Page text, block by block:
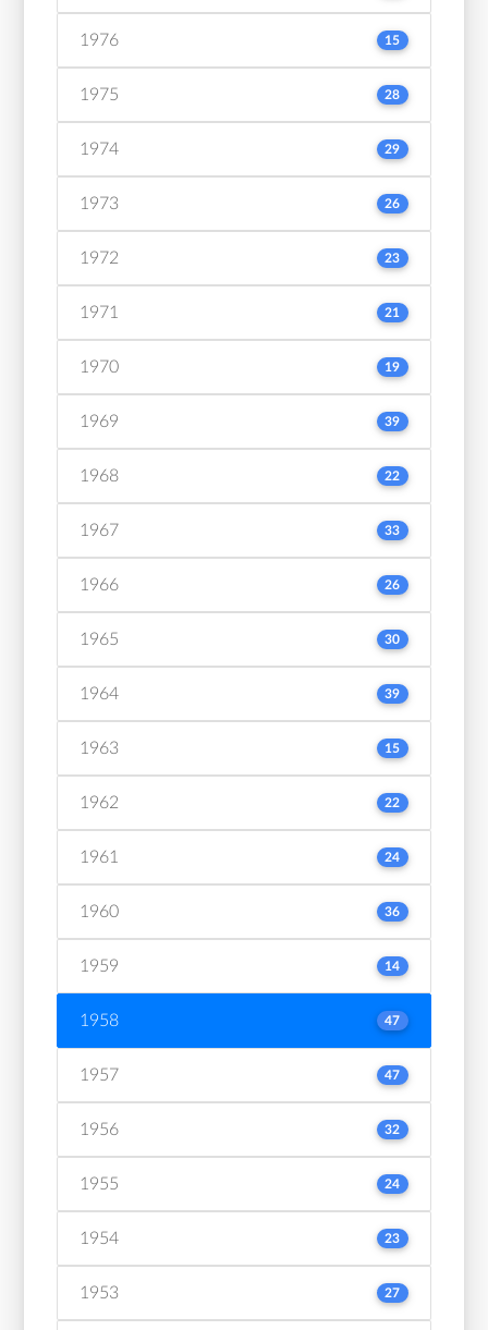
1976 15
1975 28
1974 29
1973 26
1972 23
1971 21
1970 19
1969 39
1968 22
1967 33
1966 26
1965 30
1964 39
1963 15
1962 22
1961 24
1960 36
1959 14
1958 47
1957 47
1956 32
1955 24
1954 23
1953 27